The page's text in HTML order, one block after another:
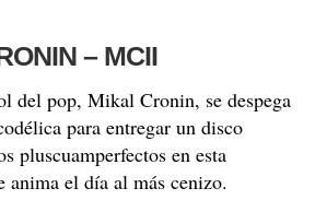
– MCII
del pop, Mikal Cronin, se despega
para entregar un disco
pluscuamperfectos en esta
anima el día al más cenizo.